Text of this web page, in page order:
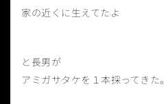
家の近くに生えてたよ
と長男が
アミガサタケを１本採ってきた。